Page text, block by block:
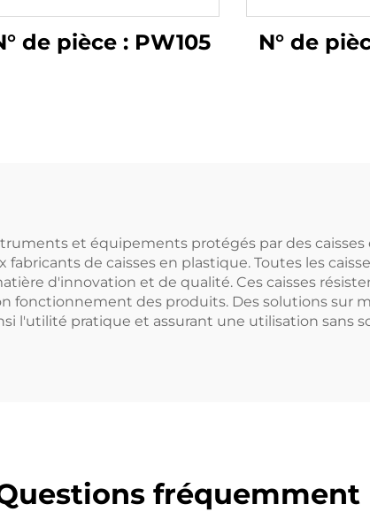
de pièce : PW105 N° de
et équipements protégés par des caisses
de caisses en plastique. Toutes les
d'innovation et de qualité. Ces caisses
fonctionnement des produits. Des solutions sur
l'utilité pratique et assurant une utilisation sans
fréquemment